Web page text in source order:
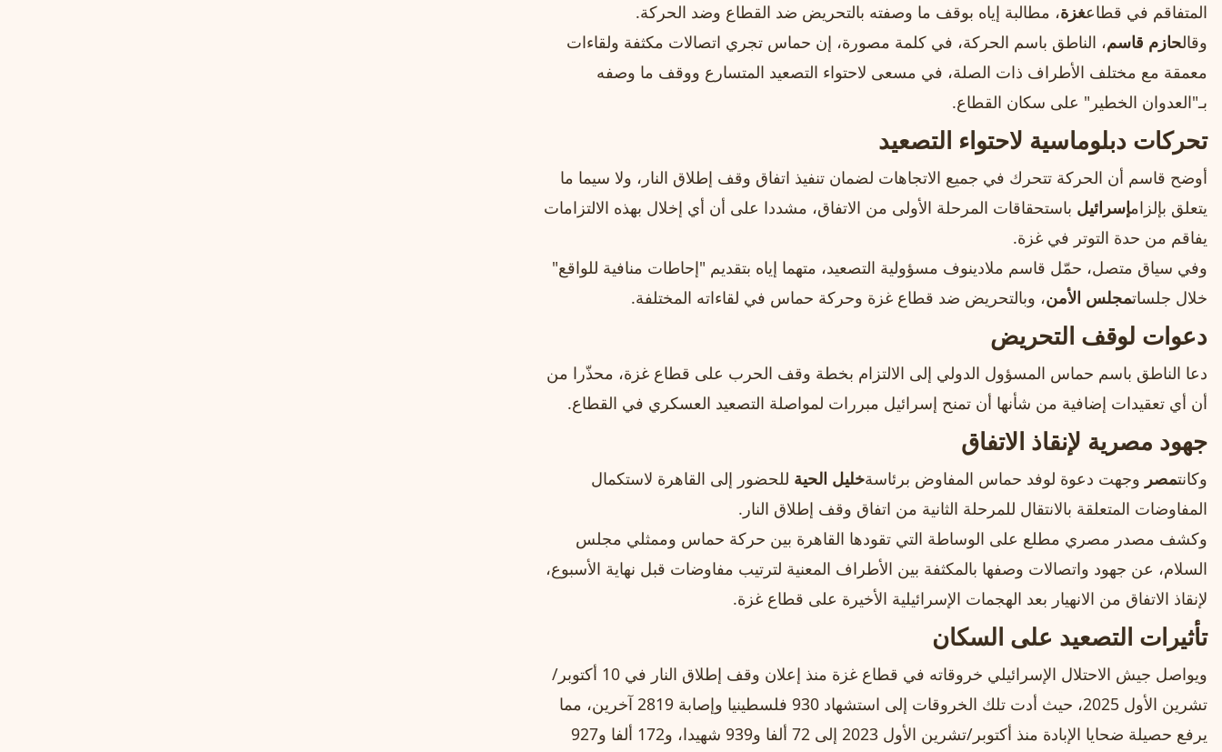
المتفاقم في قطاعغزة، مطالبة إياه بوقف ما وصفته بالتحريض ضد القطاع وضد الحركة.
وقالحازم قاسم، الناطق باسم الحركة، في كلمة مصورة، إن حماس تجري اتصالات مكثفة ولقاءات
معمقة مع مختلف الأطراف ذات الصلة، في مسعى لاحتواء التصعيد المتسارع ووقف ما وصفه
بـ"العدوان الخطير" على سكان القطاع.
تحركات دبلوماسية لاحتواء التصعيد
أوضح قاسم أن الحركة تتحرك في جميع الاتجاهات لضمان تنفيذ اتفاق وقف إطلاق النار، ولا سيما ما
يتعلق بإلزامإسرائيل باستحقاقات المرحلة الأولى من الاتفاق، مشددا على أن أي إخلال بهذه الالتزامات
يفاقم من حدة التوتر في غزة.
وفي سياق متصل، حمّل قاسم ملادينوف مسؤولية التصعيد، متهما إياه بتقديم "إحاطات منافية للواقع"
خلال جلساتمجلس الأمن، وبالتحريض ضد قطاع غزة وحركة حماس في لقاءاته المختلفة.
دعوات لوقف التحريض
دعا الناطق باسم حماس المسؤول الدولي إلى الالتزام بخطة وقف الحرب على قطاع غزة، محذّرا من
أن أي تعقيدات إضافية من شأنها أن تمنح إسرائيل مبررات لمواصلة التصعيد العسكري في القطاع.
جهود مصرية لإنقاذ الاتفاق
وكانتمصر وجهت دعوة لوفد حماس المفاوض برئاسةخليل الحية للحضور إلى القاهرة لاستكمال
المفاوضات المتعلقة بالانتقال للمرحلة الثانية من اتفاق وقف إطلاق النار.
وكشف مصدر مصري مطلع على الوساطة التي تقودها القاهرة بين حركة حماس وممثلي مجلس
السلام، عن جهود واتصالات وصفها بالمكثفة بين الأطراف المعنية لترتيب مفاوضات قبل نهاية الأسبوع،
لإنقاذ الاتفاق من الانهيار بعد الهجمات الإسرائيلية الأخيرة على قطاع غزة.
تأثيرات التصعيد على السكان
ويواصل جيش الاحتلال الإسرائيلي خروقاته في قطاع غزة منذ إعلان وقف إطلاق النار في 10 أكتوبر/
تشرين الأول 2025، حيث أدت تلك الخروقات إلى استشهاد 930 فلسطينيا وإصابة 2819 آخرين، مما
يرفع حصيلة ضحايا الإبادة منذ أكتوبر/تشرين الأول 2023 إلى 72 ألفا و939 شهيدا، و172 ألفا و927